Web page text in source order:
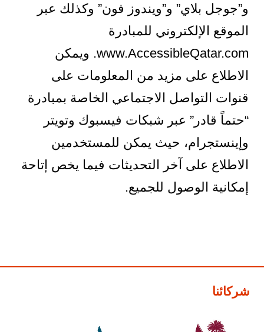
و”جوجل بلاي” و”ويندوز فون” وكذلك عبر
الموقع الإلكتروني للمبادرة
www.AccessibleQatar.com. ويمكن
الاطلاع على مزيد من المعلومات على
قنوات التواصل الاجتماعي الخاصة بمبادرة
“حتماً قادر” عبر شبكات فيسبوك وتويتر
وإينستجرام، حيث يمكن للمستخدمين
الاطلاع على آخر التحديثات فيما يخص إتاحة
إمكانية الوصول للجميع.
شركائنا